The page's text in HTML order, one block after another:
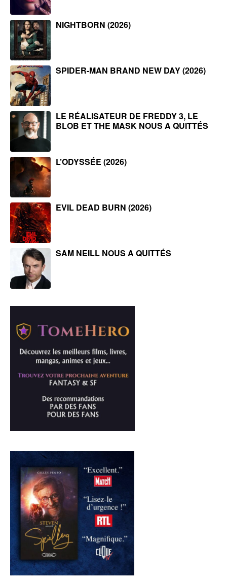
NIGHTBORN (2026)
SPIDER-MAN BRAND NEW DAY (2026)
LE RÉALISATEUR DE FREDDY 3, LE
BLOB ET THE MASK NOUS A QUITTÉS
L’ODYSSÉE (2026)
EVIL DEAD BURN (2026)
SAM NEILL NOUS A QUITTÉS